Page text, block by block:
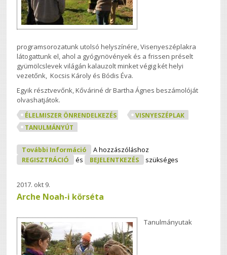
programsorozatunk utolsó helyszínére, Visenyeszéplakra
látogattunk el, ahol a gyógynövények és a frissen préselt
gyümölcslevek világán kalauzolt minket végig két helyi
vezetőnk, Kocsis Károly és Bódis Éva.
Egyik résztvevőnk, Kőváriné dr Bartha Ágnes beszámolóját
olvashatjátok.
ÉLELMISZER ÖNRENDELKEZÉS
VISNYESZÉPLAK
TANULMÁNYÚT
További Információ Visnyeszéplak - Önfenntartó Közösség
Tartalommal Kapcsolatosan
A hozzászóláshoz
REGISZTRÁCIÓ
és BEJELENTKEZÉS szükséges
2017. okt 9.
Arche Noah-i körséta
Tanulmányutak